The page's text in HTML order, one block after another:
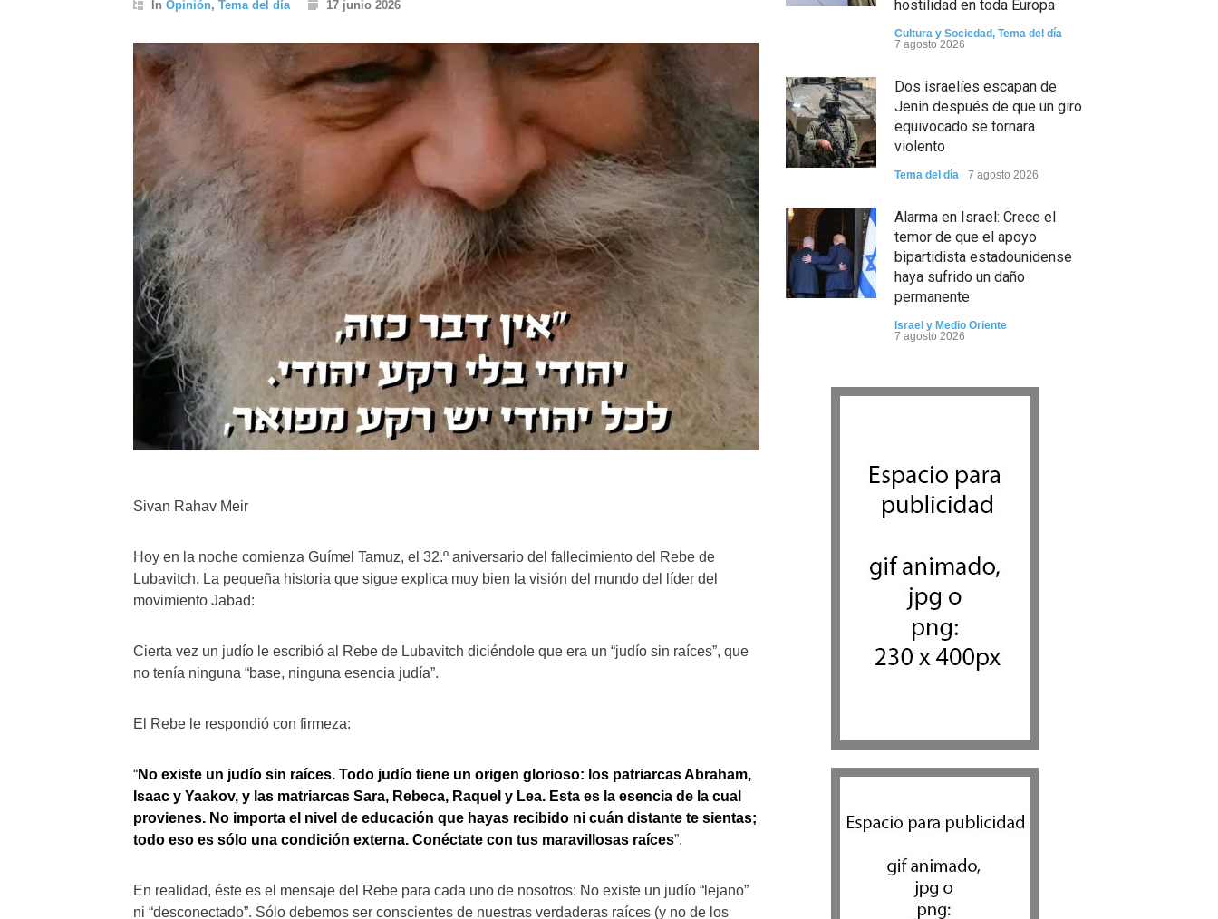
In Opinión, Tema del día 17 junio 2026
Sivan Rahav Meir
Hoy en la noche comienza Guímel Tamuz, el 32.º aniversario del fallecimiento del Rebe de
Lubavitch. La pequeña historia que sigue explica muy bien la visión del mundo del líder del
movimiento Jabad:
Cierta vez un judío le escribió al Rebe de Lubavitch diciéndole que era un “judío sin raíces”, que
no tenía ninguna “base, ninguna esencia judía”.
El Rebe le respondió con firmeza:
“No existe un judío sin raíces. Todo judío tiene un origen glorioso: los patriarcas Abraham,
Isaac y Yaakov, y las matriarcas Sara, Rebeca, Raquel y Lea. Esta es la esencia de la cual
provienes. No importa el nivel de educación que hayas recibido ni cuán distante te sientas;
todo eso es sólo una condición externa. Conéctate con tus maravillosas raíces”.
En realidad, éste es el mensaje del Rebe para cada uno de nosotros: No existe un judío “lejano”
ni “desconectado”. Sólo debemos ser conscientes de nuestras verdaderas raíces (y no de los
hostilidad en toda Europa
Cultura y Sociedad, Tema del día
7 agosto 2026
Dos israelíes escapan de
Jenin después de que un giro
equivocado se tornara
violento
Tema del día 7 agosto 2026
Alarma en Israel: Crece el
temor de que el apoyo
bipartidista estadounidense
haya sufrido un daño
permanente
Israel y Medio Oriente
7 agosto 2026
todavía tiene suficiente
Tema del día
Informe: El líder supremo de
podría morir en cualquier
momento
7 agosto 2026